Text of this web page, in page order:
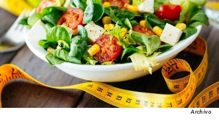
Archivo